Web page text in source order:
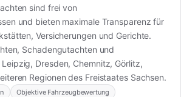
sind frei von
und bieten maximale Transparenz für
Versicherungen und Gerichte.
Schadengutachten und
Dresden, Chemnitz, Görlitz,
Regionen des Freistaates Sachsen.
Objektive Fahrzeugbewertung